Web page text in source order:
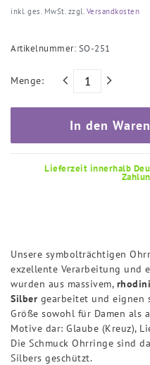
inkl. ges. MwSt. zzgl. Versandkosten
Artikelnummer: SO-251
Menge:
In den
Lieferzeit innerhalb
Unsere symbolträchtigen
exzellente Verarbeitung und
wurden aus massivem,
Silber gearbeitet und eignen
Größe sowohl für Damen als
Motive dar: Glaube (Kreuz),
Die Schmuck Ohrringe sind
Silbers geschützt.